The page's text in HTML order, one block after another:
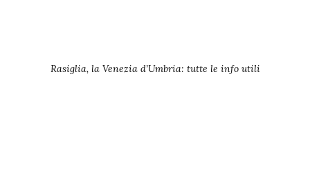
Rasiglia, la Venezia d’Umbria: tutte le info utili